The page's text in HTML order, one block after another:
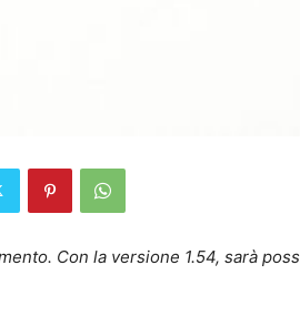
Con la versione 1.54, sarà